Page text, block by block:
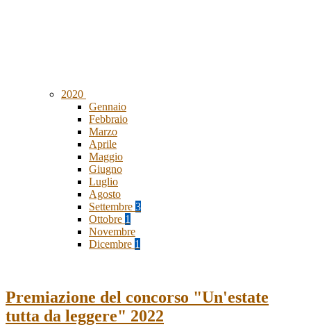
2020
Gennaio
Febbraio
Marzo
Aprile
Maggio
Giugno
Luglio
Agosto
Settembre 3
Ottobre 1
Novembre
Dicembre 1
Premiazione del concorso "Un'estate
tutta da leggere" 2022